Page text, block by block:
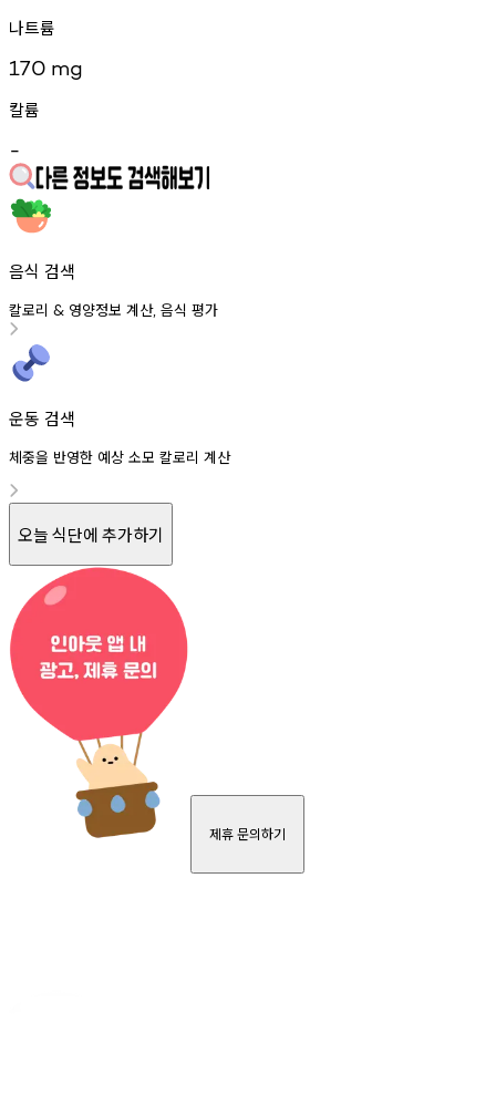
나트륨
170 mg
칼륨
-
음식 검색
칼로리 & 영양정보 계산, 음식 평가
운동 검색
체중을 반영한 예상 소모 칼로리 계산
오늘 식단에 추가하기
제휴 문의하기